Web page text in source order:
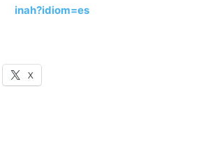
inah?idiom=es
X